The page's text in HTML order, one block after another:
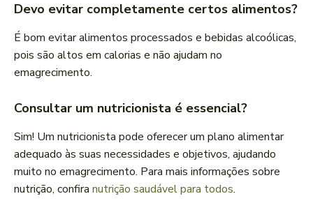
Devo evitar completamente certos alimentos?
É bom evitar alimentos processados e bebidas alcoólicas,
pois são altos em calorias e não ajudam no
emagrecimento.
Consultar um nutricionista é essencial?
Sim! Um nutricionista pode oferecer um plano alimentar
adequado às suas necessidades e objetivos, ajudando
muito no emagrecimento. Para mais informações sobre
nutrição, confira nutrição saudável para todos.